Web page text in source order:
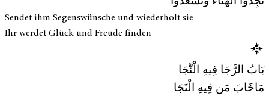
Sendet ihm Segenswünsche und wiederholt sie
Ihr werdet Glück und Freude finden
بَابُ الرَّجَا فِيهِ الْنَّجَا
مَاخَابَ مَن فِيهِ الْتَجَا